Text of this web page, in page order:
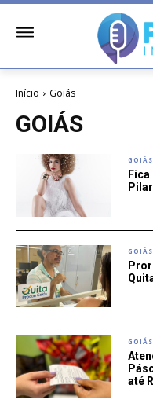
Início Goiás
GOIÁS
GOIÁS
GOIÁS
GOIÁS
até